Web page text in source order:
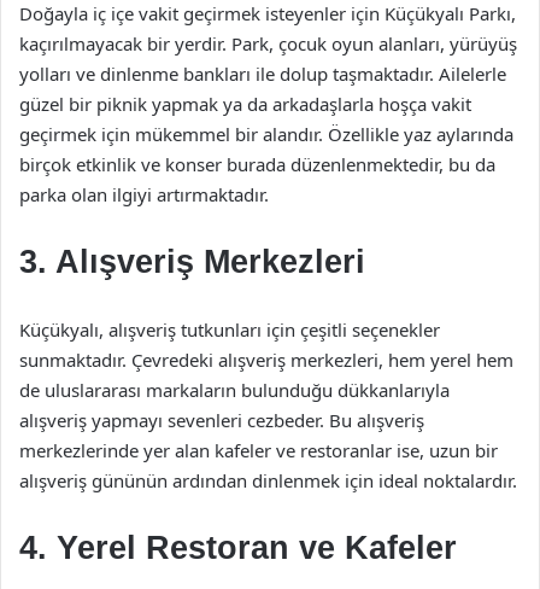
Doğayla iç içe vakit geçirmek isteyenler için Küçükyalı Parkı,
kaçırılmayacak bir yerdir. Park, çocuk oyun alanları, yürüyüş
yolları ve dinlenme bankları ile dolup taşmaktadır. Ailelerle
güzel bir piknik yapmak ya da arkadaşlarla hoşça vakit
geçirmek için mükemmel bir alandır. Özellikle yaz aylarında
birçok etkinlik ve konser burada düzenlenmektedir, bu da
parka olan ilgiyi artırmaktadır.
3. Alışveriş Merkezleri
Küçükyalı, alışveriş tutkunları için çeşitli seçenekler
sunmaktadır. Çevredeki alışveriş merkezleri, hem yerel hem
de uluslararası markaların bulunduğu dükkanlarıyla
alışveriş yapmayı sevenleri cezbeder. Bu alışveriş
merkezlerinde yer alan kafeler ve restoranlar ise, uzun bir
alışveriş gününün ardından dinlenmek için ideal noktalardır.
4. Yerel Restoran ve Kafeler